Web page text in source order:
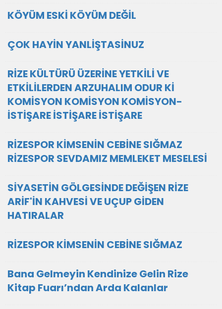
KÖYÜM ESKİ KÖYÜM DEĞİL
ÇOK HAYİN YANLİŞTASİNUZ
RİZE KÜLTÜRÜ ÜZERİNE YETKİLİ VE
ETKİLİLERDEN ARZUHALIM ODUR Kİ
KOMİSYON KOMİSYON KOMİSYON-
İSTİŞARE İSTİŞARE İSTİŞARE
RİZESPOR KİMSENİN CEBİNE SIĞMAZ
RİZESPOR SEVDAMIZ MEMLEKET MESELESİ
SİYASETİN GÖLGESİNDE DEĞİŞEN RİZE
ARİF'İN KAHVESİ VE UÇUP GİDEN
HATIRALAR
RİZESPOR KİMSENİN CEBİNE SIĞMAZ
Bana Gelmeyin Kendinize Gelin Rize
Kitap Fuarı’ndan Arda Kalanlar